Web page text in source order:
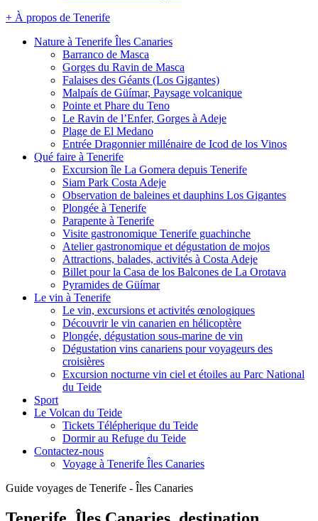
+ À propos de Tenerife
Nature à Tenerife Îles Canaries
Barranco de Masca
Gorges du Ravin de Masca
Falaises des Géants (Los Gigantes)
Malpaís de Güímar, Paysage volcanique
Pointe et Phare du Teno
Le Ravin de l’Enfer, Gorges à Adeje
Plage de El Medano
Entrée Dragonnier millénaire de Icod de los Vinos
Qué faire à Tenerife
Excursion île La Gomera depuis Tenerife
Siam Park Costa Adeje
Observation de baleines et dauphins Los Gigantes
Plongée à Tenerife
Parapente à Tenerife
Visite gastronomique Tenerife guachinche
Atelier gastronomique et dégustation de mojos
Attractions, balades, activités à Costa Adeje
Billet pour la Casa de los Balcones de La Orotava
Pyramides de Güímar
Le vin à Tenerife
Le vin, excursions et activités œnologiques
Découvrir le vin canarien en hélicoptère
Plongée, dégustation sous-marine de vin
Dégustation vins canariens pour voyageurs des
croisières
Excursion nocturne vin ciel et étoiles au Parc National
du Teide
Sport
Le Volcan du Teide
Tickets Télépherique du Teide
Dormir au Refuge du Teide
Contactez-nous
Voyage à Tenerife Îles Canaries
Guide voyages de Tenerife - Îles Canaries